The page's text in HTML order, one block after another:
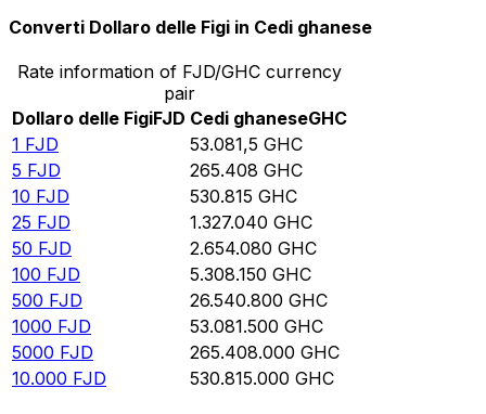
Converti Dollaro delle Figi in Cedi ghanese
Rate information of FJD/GHC currency
pair
Dollaro delle FigiFJD Cedi ghaneseGHC
1 FJD 53.081,5 GHC
5 FJD 265.408 GHC
10 FJD 530.815 GHC
25 FJD 1.327.040 GHC
50 FJD 2.654.080 GHC
100 FJD 5.308.150 GHC
500 FJD 26.540.800 GHC
1000 FJD 53.081.500 GHC
5000 FJD 265.408.000 GHC
10.000 FJD 530.815.000 GHC